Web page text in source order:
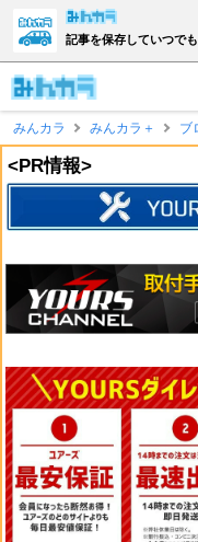
記事を保存していつでも
みんカラ みんカラ＋ ブ
<PR情報>